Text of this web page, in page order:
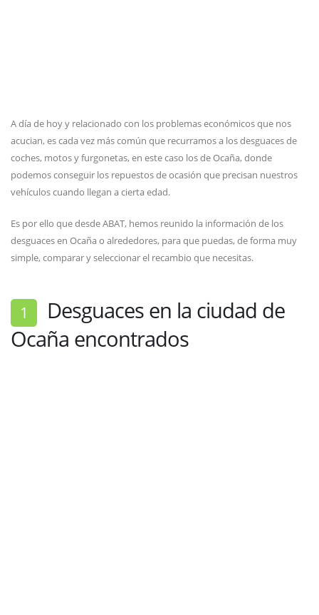
A día de hoy y relacionado con los problemas económicos que nos
acucian, es cada vez más común que recurramos a los desguaces de
coches, motos y furgonetas, en este caso los de Ocaña, donde
podemos conseguir los repuestos de ocasión que precisan nuestros
vehículos cuando llegan a cierta edad.
Es por ello que desde ABAT, hemos reunido la información de los
desguaces en Ocaña o alrededores, para que puedas, de forma muy
simple, comparar y seleccionar el recambio que necesitas.
1 Desguaces en la ciudad de
Ocaña encontrados